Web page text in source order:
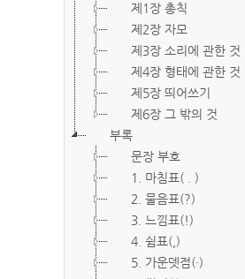
제1장 총칙
제2장 자모
제3장 소리에 관한 것
제4장 형태에 관한 것
제5장 띄어쓰기
제6장 그 밖의 것
부록
문장 부호
1. 마침표( . )
2. 물음표(?)
3. 느낌표(!)
4. 쉼표(,)
5. 가운뎃점(·)